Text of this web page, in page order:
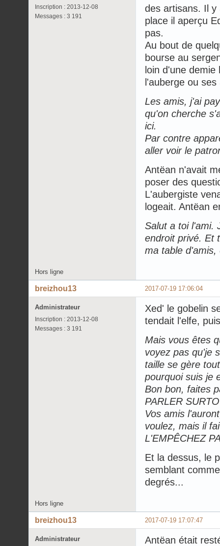
Inscription : 2013-12-08
Messages : 3 191
des artisans. Il y
place il aperçu
pas.
Au bout de
bourse au
loin d'une demie
l'auberge ou
Les amis, j'ai
qu'on cherche
ici.
Par contre
aller voir le
Antëan n'avait
poser des
L'aubergiste
logeait. Antëan
Salut a toi l'ami.
endroit privé. Et
ma table d'amis,
Hors ligne
2017-07-19 17:06:04
breizhou13
Administrateur
Inscription : 2013-12-08
Messages : 3 191
Xed' le gobelin
tendait l'elfe,
Mais vous êtes
voyez pas qu'je
taille se gère
pourquoi suis je
Bon bon, faites
PARLER
Vos amis
voulez, mais il
L'EMPÊCHEZ
Et la dessus, le
semblant
degrés...
Hors ligne
2017-07-19 17:07:47
breizhou13
Administrateur
Antëan était